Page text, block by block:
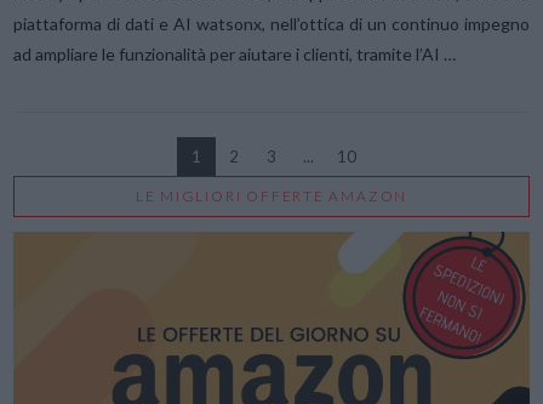
VIEW POST
piattaforma di dati e AI watsonx, nell’ottica di un continuo impegno
ad ampliare le funzionalità per aiutare i clienti, tramite l’AI …
1 2 3 ... 10
LE MIGLIORI OFFERTE AMAZON